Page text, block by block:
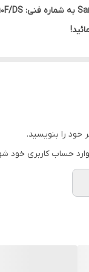
خود را بنویسید.
حساب کاربری خود